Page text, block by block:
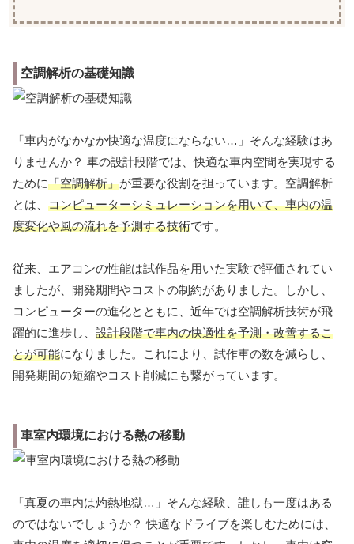
空調解析の基礎知識
「車内がなかなか快適な温度にならない…」そんな経験はあ
りませんか？ 車の設計段階では、快適な車内空間を実現する
ために「空調解析」が重要な役割を担っています。空調解析
とは、 コンピューターシミュレーションを用いて、車内の温
度変化や風の流れを予測する技術です。
従来、エアコンの性能は試作品を用いた実験で評価されてい
ましたが、開発期間やコストの制約がありました。しかし、
コンピューターの進化とともに、近年では空調解析技術が飛
躍的に進歩し、 設計段階で車内の快適性を予測・改善するこ
とが可能になりました。これにより、試作車の数を減らし、
開発期間の短縮やコスト削減にも繋がっています。
車室内環境における熱の移動
「真夏の車内は灼熱地獄…」そんな経験、誰しも一度はある
のではないでしょうか？ 快適なドライブを楽しむためには、